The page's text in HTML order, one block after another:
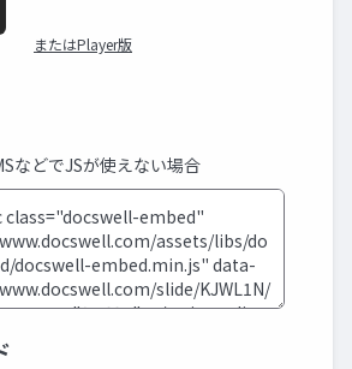
またはPlayer版
などでJSが使えない場合